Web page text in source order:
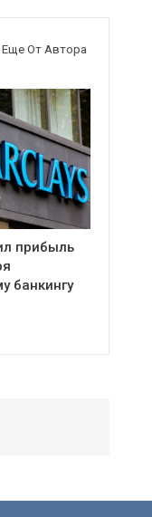
Еще От Автора
прибыль
банкингу